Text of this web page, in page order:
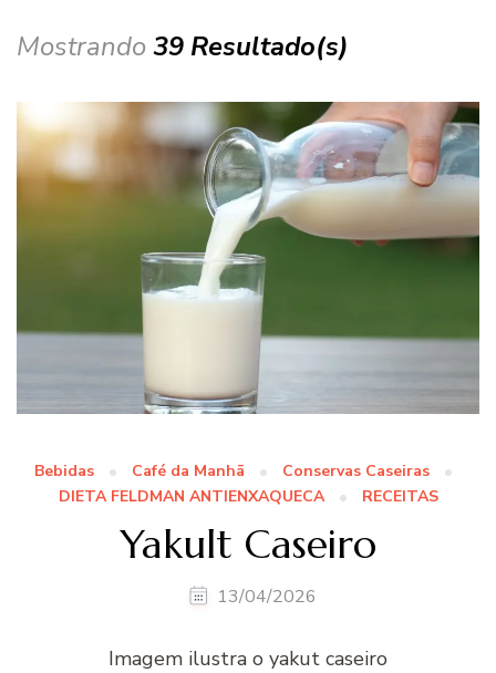
Mostrando39 Resultado(s)
Bebidas Café da Manhã
Conservas Caseiras
DIETA FELDMAN ANTIENXAQUECA
RECEITAS
Yakult Caseiro
13/04/2026
Imagem ilustra o yakut caseiro